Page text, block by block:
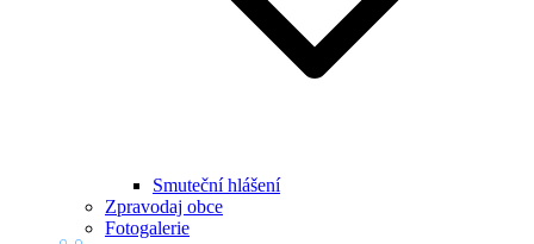
Smuteční hlášení
Zpravodaj obce
Fotogalerie